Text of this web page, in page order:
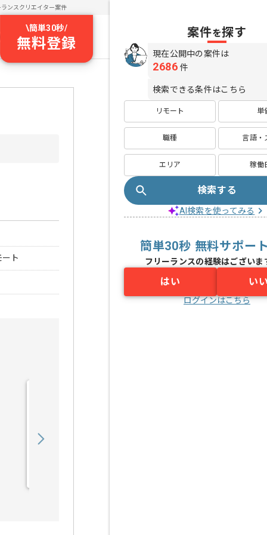
ランスクリエイター案件
\簡単30秒/
無料登録
ト
案件を探す
現在公開中の案件は
2686 件
検索できる条件はこちら
リモート 単
職種 言語・
エリア 稼働
検索する
AI検索を使ってみる
簡単30秒 無料サポー
フリーランスの経験はございま
はい い
ログインはこちら